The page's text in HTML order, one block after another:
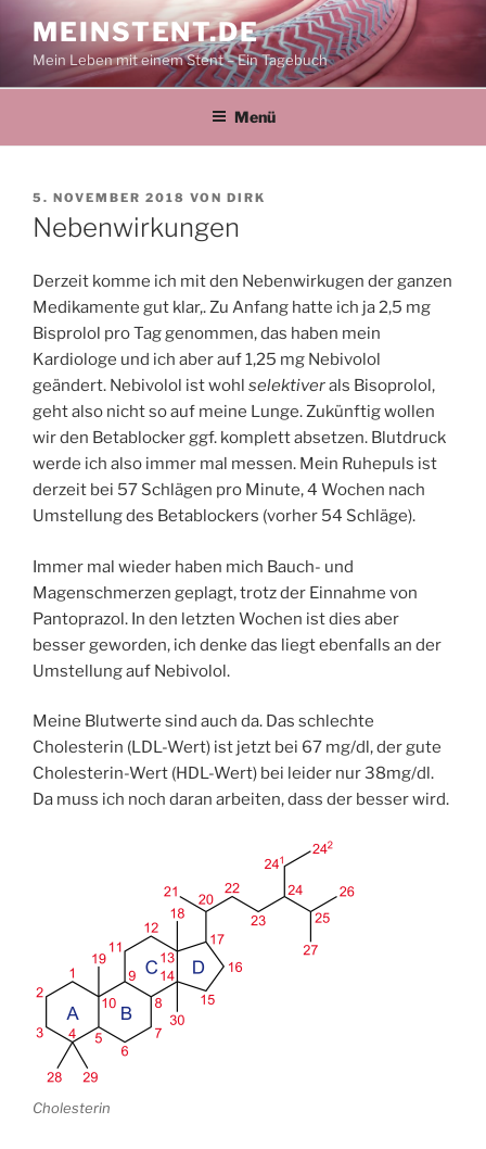
Inhalt
springen
MEINSTENT.DE
Mein Leben mit einem Stent – Ein Tagebuch
Menü
VERÖFFENTLICHT
AM
5. NOVEMBER 2018 VON DIRK
Nebenwirkungen
Derzeit komme ich mit den Nebenwirkugen der ganzen
Medikamente gut klar,. Zu Anfang hatte ich ja 2,5 mg
Bisprolol pro Tag genommen, das haben mein
Kardiologe und ich aber auf 1,25 mg Nebivolol
geändert. Nebivolol ist wohl selektiverals Bisoprolol,
geht also nicht so auf meine Lunge. Zukünftig wollen
wir den Betablocker ggf. komplett absetzen. Blutdruck
werde ich also immer mal messen. Mein Ruhepuls ist
derzeit bei 57 Schlägen pro Minute, 4 Wochen nach
Umstellung des Betablockers (vorher 54 Schläge).
Immer mal wieder haben mich Bauch- und
Magenschmerzen geplagt, trotz der Einnahme von
Pantoprazol. In den letzten Wochen ist dies aber
besser geworden, ich denke das liegt ebenfalls an der
Umstellung auf Nebivolol.
Meine Blutwerte sind auch da. Das schlechte
Cholesterin (LDL-Wert) ist jetzt bei 67 mg/dl, der gute
Cholesterin-Wert (HDL-Wert) bei leider nur 38mg/dl.
Da muss ich noch daran arbeiten, dass der besser wird.
Cholesterin